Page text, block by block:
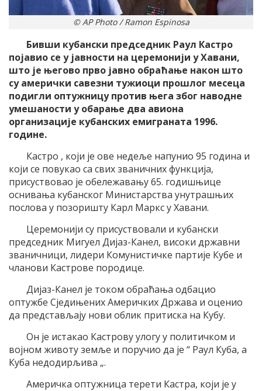
© AP Photo / Ramon Espinosa
Бивши кубански председник Раул Кастро
појавио се у јавности на церемонији у Хавани,
што је његово прво јавно обраћање након што
су амерички савезни тужиоци прошлог месеца
подигли оптужницу против њега због наводне
умешаности у обарање два авиона
организације кубанских емиграната 1996.
године.
Кастро , који је ове недеље напунио 95 година и
који се повукао са свих званичних функција,
присуствовао је обележавању 65. годишњице
оснивања кубанског Министарства унутрашњих
послова у позоришту Карл Маркс у Хавани.
Церемонији су присуствовали и кубански
председник Мигуел Дијаз-Канел, високи државни
званичници, лидери Комунистичке партије Кубе и
чланови Кастрове породице.
Дијаз-Канел је током обраћања одбацио
оптужбе Сједињених Америчких Држава и оценио
да представљају нови облик притиска на Кубу.
Он је истакао Кастрову улогу у политичком и
војном животу земље и поручио да је “ Раул Куба, а
Куба недодирљива „.
Америчка оптужница терети Кастра, који је у